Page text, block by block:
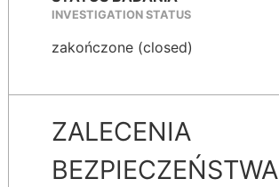
INVESTIGATION STATUS
zakończone (closed)
ZALECENIA
BEZPIECZEŃSTWA